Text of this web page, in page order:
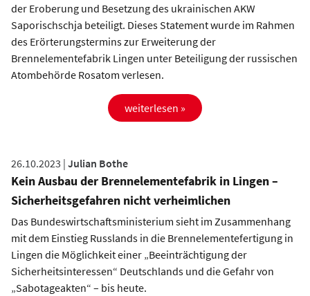
der Eroberung und Besetzung des ukrainischen AKW
Saporischschja beteiligt. Dieses Statement wurde im Rahmen
des Erörterungstermins zur Erweiterung der
Brennelementefabrik Lingen unter Beteiligung der russischen
Atombehörde Rosatom verlesen.
weiterlesen »
26.10.2023 | Julian Bothe
Kein Ausbau der Brennelementefabrik in Lingen –
Sicherheitsgefahren nicht verheimlichen
Das Bundeswirtschaftsministerium sieht im Zusammenhang
mit dem Einstieg Russlands in die Brennelementefertigung in
Lingen die Möglichkeit einer „Beeinträchtigung der
Sicherheitsinteressen“ Deutschlands und die Gefahr von
„Sabotageakten“ – bis heute.